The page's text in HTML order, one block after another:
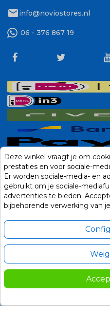
mailinfo@noviostores.nl
06 - 376 867 19
Deze winkel vraagt je om
prestaties en voor sociale-
Er worden sociale-media- en
gebruikt om je sociale-
advertenties te bieden.
bijbehorende verwerking van